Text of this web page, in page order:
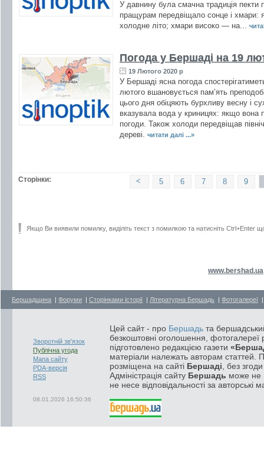
У давнину була смачна традиція
пращурам передвіщало сонце і хмари:
холодне літо; хмари високо — на...
Погода у Бершаді на 19
19 Лютого 2020 р
У Бершаді ясна погода
лютого вшановується пам’ять
цього дня обіцяють бурхливу весну і
вказувала вода у криницях: якщо вона
погоди. Також холоди передвіщав
дереві. читати далі ...»
Сторінки: 9
8
7
6
5
<
Якщо Ви виявили помилку, виділіть текст з помилкою та натисніть Ctrl+Enter
www.bershad.ua
Бершадщина | Форуми | Сторінками історії | Літературна Бершадь | Фотогалереї
Зворотній зв'язок
Публічна угода
Мапа сайту
PDA-версія
RSS
08.01.2026 16:50:36
Цей сайт - про Бершадь та
безкоштовні оголошення, фотогалереї
підготовлено редакцією газети
матеріали належать авторам статтей.
розміщена на сайті Бершаді , без
Адміністрація сайту Бершадь може не
не несе відповідальності за авторські